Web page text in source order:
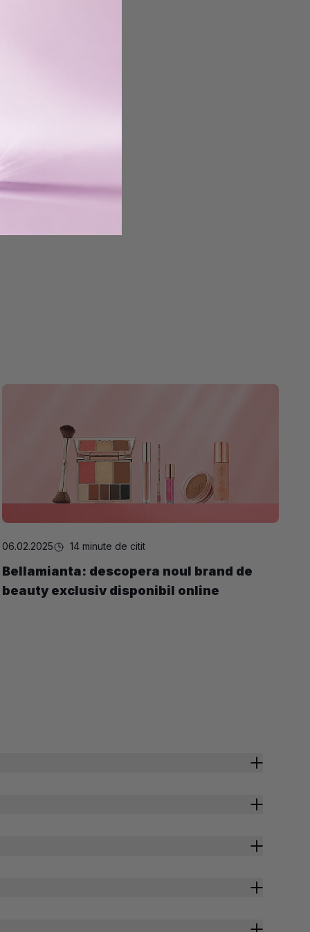
LEAVE-
06.02.2025 14 minute de citit
Bellamianta: descopera noul brand de
beauty exclusiv disponibil online